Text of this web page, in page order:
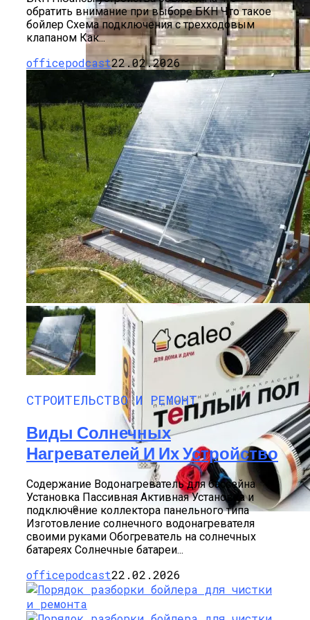
Пошаговая Инструкция Для Тех, Кто
Решился На Самостоятельный Монтаж
Ламината
Плюсы И Минусы Теплых Полов Caleo
обратить внимание при выборе БКН Что такое
бойлер Схема подключения с трехходовым
клапаном Как...
officepodcast22.02.2026
СТРОИТЕЛЬСТВО И РЕМОНТ
Виды Солнечных
Нагревателей И Их Устройство
Содержание Водонагреватель для бассейна
Установка Пассивная Активная Установка и
подключение коллектора панельного типа
Изготовление солнечного водонагревателя
своими руками Обогреватель на солнечных
батареях Солнечные батареи...
officepodcast22.02.2026